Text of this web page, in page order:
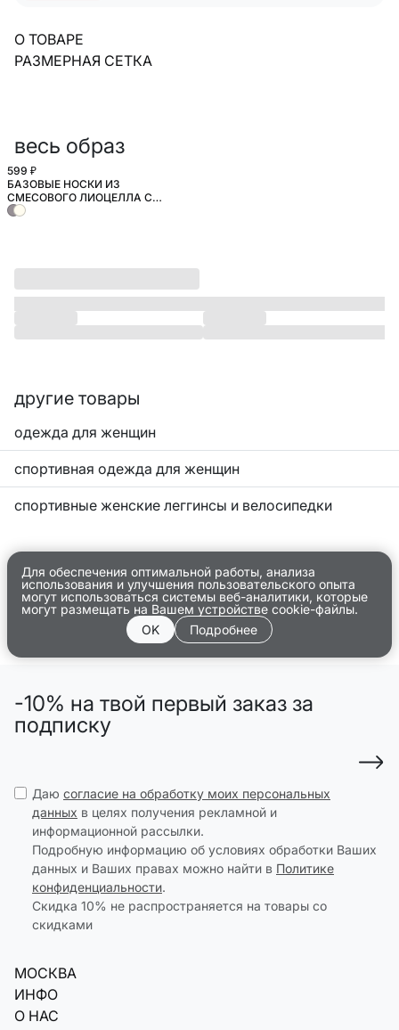
О ТОВАРЕ
РАЗМЕРНАЯ СЕТКА
весь образ
599 ₽
БАЗОВЫЕ НОСКИ ИЗ
СМЕСОВОГО ЛИОЦЕЛЛА С
СОДЕРЖАНИЕМ ШЕЛКА
другие товары
одежда для женщин
спортивная одежда для женщин
спортивные женские леггинсы и велосипедки
Для обеспечения оптимальной работы, анализа
использования и улучшения пользовательского опыта
могут использоваться системы веб-аналитики, которые
могут размещать на Вашем устройстве cookie-файлы.
OK
Подробнее
-10% на твой первый заказ за
подписку
Даю согласие на обработку моих персональных
данных в целях получения рекламной и
информационной рассылки.
Подробную информацию об условиях обработки Ваших
данных и Ваших правах можно найти в Политике
конфиденциальности.
Скидка 10% не распространяется на товары со
скидками
МОСКВА
ИНФО
О НАС